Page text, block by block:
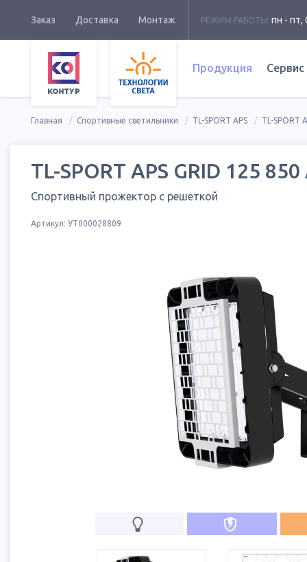
Заказ Доставка Монтаж РЕЖИМ РАБОТЫ: пн - пт,
Продукция Сервис
Главная Спортивные светильники TL-SPORT APS TL-SPORT
TL-SPORT APS GRID 125 850
Спортивный прожектор с решеткой
Артикул: УТ000028809